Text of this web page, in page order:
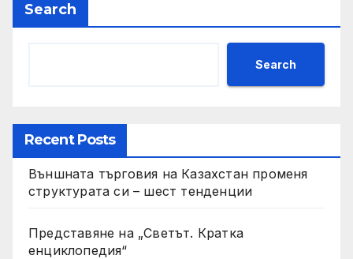
Search
Search
Recent Posts
Външната търговия на Казахстан променя
структурата си – шест тенденции
Представяне на „Светът. Кратка
енциклопедия“